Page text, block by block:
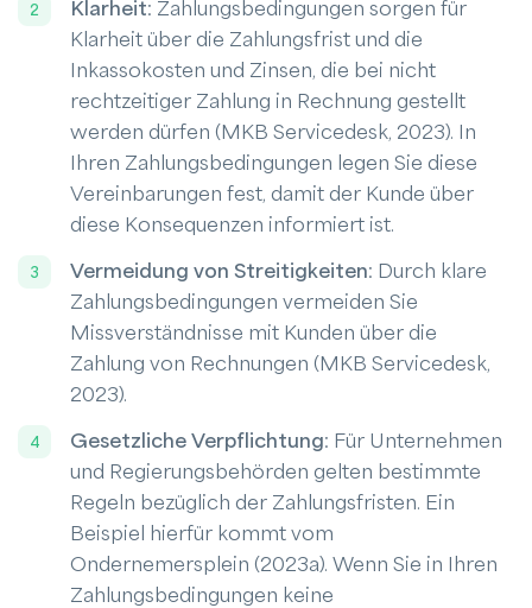
Klarheit: Zahlungsbedingungen sorgen für
Klarheit über die Zahlungsfrist und die
Inkassokosten und Zinsen, die bei nicht
rechtzeitiger Zahlung in Rechnung gestellt
werden dürfen (MKB Servicedesk, 2023). In
Ihren Zahlungsbedingungen legen Sie diese
Vereinbarungen fest, damit der Kunde über
diese Konsequenzen informiert ist.
Vermeidung von Streitigkeiten: Durch klare
Zahlungsbedingungen vermeiden Sie
Missverständnisse mit Kunden über die
Zahlung von Rechnungen (MKB Servicedesk,
2023).
Gesetzliche Verpflichtung: Für Unternehmen
und Regierungsbehörden gelten bestimmte
Regeln bezüglich der Zahlungsfristen. Ein
Beispiel hierfür kommt vom
Ondernemersplein (2023a). Wenn Sie in Ihren
Zahlungsbedingungen keine